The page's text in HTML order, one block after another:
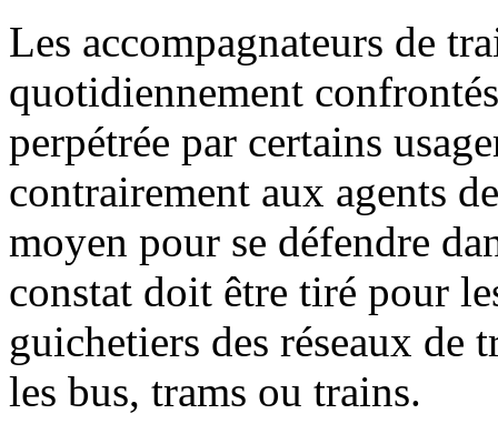
Les accompagnateurs de
quotidiennement
perpétrée par certains
contrairement aux agents
moyen pour se défendre
constat doit être tiré pour
guichetiers des réseaux de
les bus, trams ou trains.